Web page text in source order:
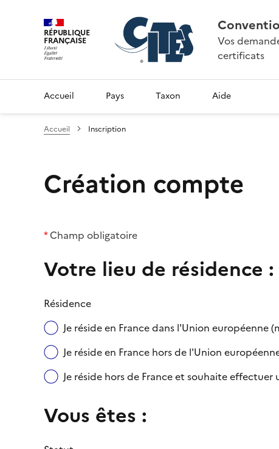
RÉPUBLIQUE
FRANÇAISE
Vos
certificats
Accueil Pays Taxon Aide
Accueil Inscription
Création compte
*Champ obligatoire
Votre lieu de résidence :
Résidence
Je réside en France dans l'Union européenne
Je réside en France hors de l'Union
Je réside hors de France et souhaite
Vous êtes :